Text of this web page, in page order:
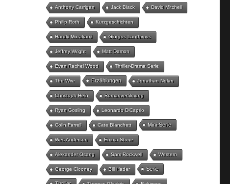
Anthony Carrigan Jack Black David Mitchell
Philip Roth Kurzgeschichten
Haruki Murakami Giorgos Lanthimos
Jeffrey Wright Matt Damon
Evan Rachel Wood Thriller-Drama Serie
The Wire Erzählungen Jonathan Nolan
Christoph Hein Romanverfilmung
Ryan Gosling Leonardo DiCaprio
Colin Farrell Cate Blanchett Mini-Serie
Wes Anderson Emma Stone
Alexander Osang Sam Rockwell Western
George Clooney Bill Hader Serie